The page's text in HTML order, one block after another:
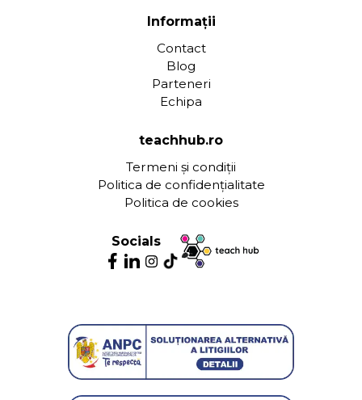
Informații
Contact
Blog
Parteneri
Echipa
teachhub.ro
Termeni și condiții
Politica de confidențialitate
Politica de cookies
Socials